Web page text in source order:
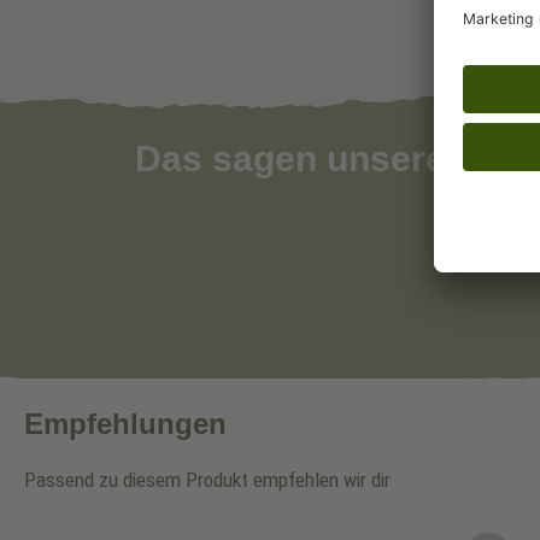
Das sagen unsere
Empfehlungen
Passend zu diesem Produkt empfehlen wir dir